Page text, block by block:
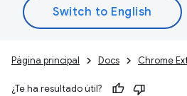
Página principal Docs Chrome
¿Te ha resultado útil?